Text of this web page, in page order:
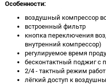
Особенности:
воздушный компрессор
встроенный фильтр
кнопка переключения
внутренний компрессор)
регулируемое время
бесконтактный поджиг с
2/4 - тактный режим
лёгкий доступ к